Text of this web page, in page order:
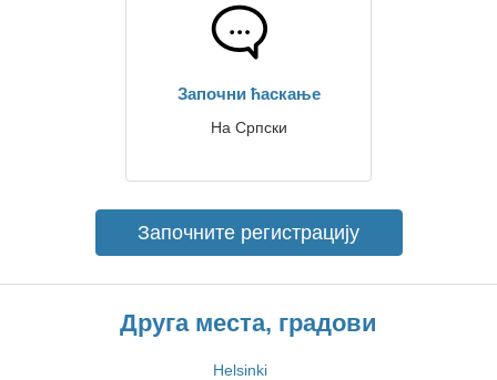
Започни ћаскање
На Српски
Започните регистрацију
Друга места, градови
Helsinki